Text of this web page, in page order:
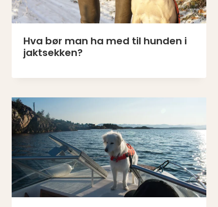
Hva bør man ha med til hunden i
jaktsekken?